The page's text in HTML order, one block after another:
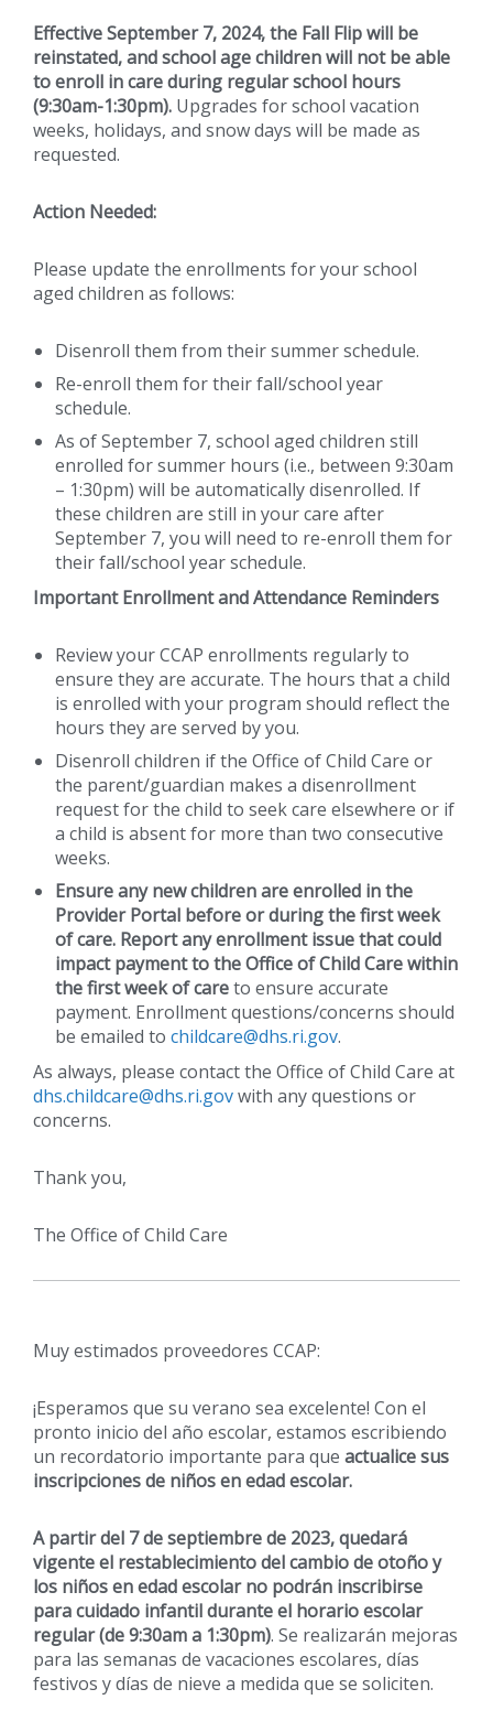
Effective September 7, 2024, the Fall Flip will be
reinstated, and school age children will not be able
to enroll in care during regular school hours
(9:30am-1:30pm). Upgrades for school vacation
weeks, holidays, and snow days will be made as
requested.
Action Needed:
Please update the enrollments for your school
aged children as follows:
Disenroll them from their summer schedule.
Re-enroll them for their fall/school year
schedule.
As of September 7, school aged children still
enrolled for summer hours (i.e., between 9:30am
– 1:30pm) will be automatically disenrolled. If
these children are still in your care after
September 7, you will need to re-enroll them for
their fall/school year schedule.
Important Enrollment and Attendance Reminders
Review your CCAP enrollments regularly to
ensure they are accurate. The hours that a child
is enrolled with your program should reflect the
hours they are served by you.
Disenroll children if the Office of Child Care or
the parent/guardian makes a disenrollment
request for the child to seek care elsewhere or if
a child is absent for more than two consecutive
weeks.
Ensure any new children are enrolled in the
Provider Portal before or during the first week
of care. Report any enrollment issue that could
impact payment to the Office of Child Care within
the first week of careto ensure accurate
payment. Enrollment questions/concerns should
be emailed to childcare@dhs.ri.gov.
As always, please contact the Office of Child Care at
dhs.childcare@dhs.ri.govwith any questions or
concerns.
Thank you,
The Office of Child Care
Muy estimados proveedores CCAP:
¡Esperamos que su verano sea excelente! Con el
pronto inicio del año escolar, estamos escribiendo
un recordatorio importante para que actualice sus
inscripciones de niños en edad escolar.
A partir del 7 de septiembre de 2023, quedará
vigente el restablecimiento del cambio de otoño y
los niños en edad escolar no podrán inscribirse
para cuidado infantil durante el horario escolar
regular (de 9:30am a 1:30pm). Se realizarán mejoras
para las semanas de vacaciones escolares, días
festivos y días de nieve a medida que se soliciten.